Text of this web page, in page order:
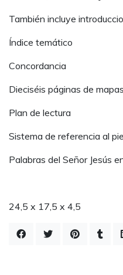
También incluye
Índice temático
Concordancia
Dieciséis páginas de
Plan de lectura
Sistema de referencia al
Palabras del Señor Jesús
24,5 x 17,5 x 4,5